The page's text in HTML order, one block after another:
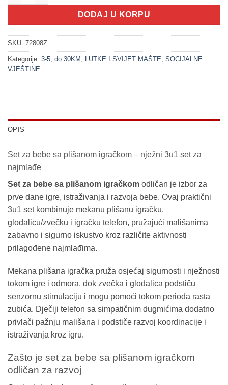
DODAJ U KORPU
SKU: 72808Z
Kategorije: 3-5 do 30KM LUTKE I SVIJET MAŠTE SOCIJALNE
VJEŠTINE
OPIS
Set za bebe sa plišanom igračkom – nježni 3u1 set za
najmlađe
Set za bebe sa plišanom igračkom odličan je izbor za
prve dane igre, istraživanja i razvoja bebe. Ovaj praktični
3u1 set kombinuje mekanu plišanu igračku,
glodalicu/zvečku i igračku telefon, pružajući mališanima
zabavno i sigurno iskustvo kroz različite aktivnosti
prilagođene najmlađima.
Mekana plišana igračka pruža osjećaj sigurnosti i nježnosti
tokom igre i odmora, dok zvečka i glodalica podstiču
senzornu stimulaciju i mogu pomoći tokom perioda rasta
zubića. Dječiji telefon sa simpatičnim dugmićima dodatno
privlači pažnju mališana i podstiče razvoj koordinacije i
istraživanja kroz igru.
Zašto je set za bebe sa plišanom igračkom
odličan za razvoj